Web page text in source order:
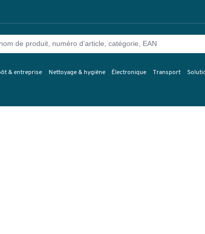
& entreprise Nettoyage & hygiène Électronique Transport